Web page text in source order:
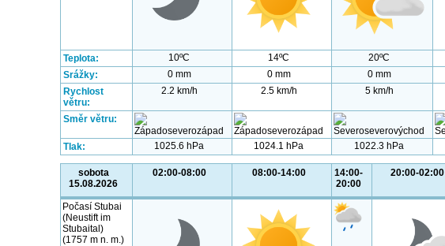
Teplota: 10ºC 14ºC 20ºC
Srážky:
0 mm 0 mm 0 mm
Rychlost
větru:
2.2 km/h 2.5 km/h 5 km/h
Směr větru:
Tlak: 1025.6 hPa 1024.1 hPa 1022.3 hPa
sobota
15.08.2026
02:00-08:00 08:00-14:00
14:00-
20:00
20:00-02:00
Počasí Stubai
(Neustift im
Stubaital)
(1757 m n. m.)